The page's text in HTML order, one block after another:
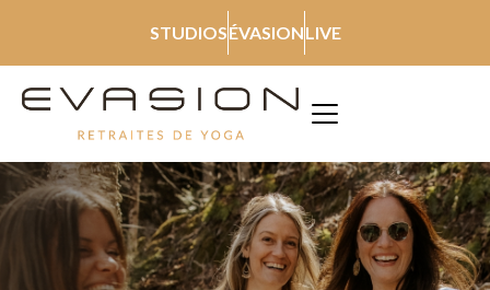
STUDIOSÉVASIONLIVE